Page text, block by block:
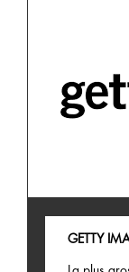
GETTY